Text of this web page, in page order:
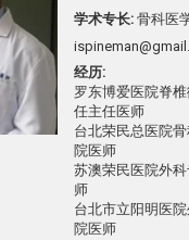
学术专长 骨科医
经历
罗东博爱医院脊
任主任医师
台北荣民总医院
院医师
苏澳荣民医院外
师
台北市立阳明医
院医师